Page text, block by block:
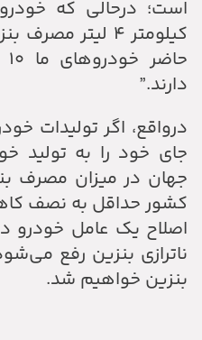
کیلومتر ۴ لیتر
دارند.”
درواقع، اگر تولیدات
جای خود را به تولید
جهان در میزان مصرف
کشور حداقل به نصف
اصلاح یک عامل خودرو
ناترازی بنزین رفع
بنزین خواهیم شد.